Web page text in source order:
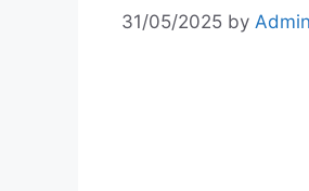
31/05/2025 by Admin